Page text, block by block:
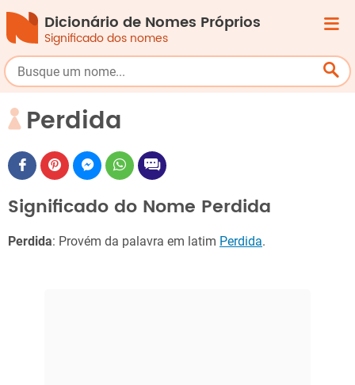
Dicionário de Nomes Próprios
Significado dos nomes
Perdida
Significado do Nome Perdida
Perdida: Provém da palavra em latim Perdida.